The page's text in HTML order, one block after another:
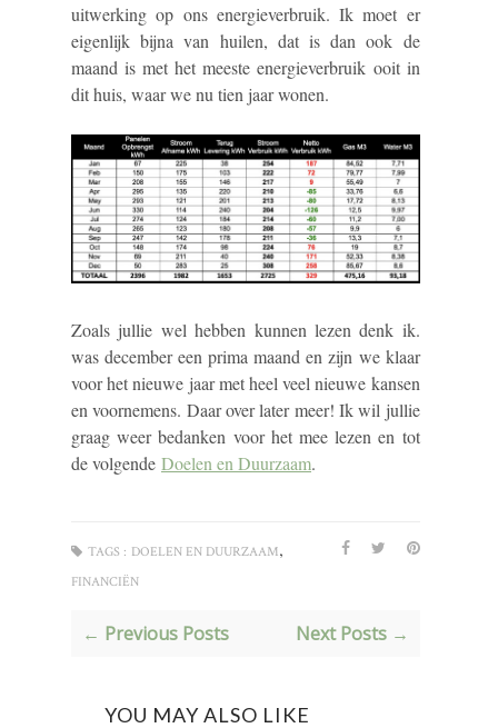
uitwerking op ons energieverbruik. Ik moet er
eigenlijk bijna van huilen, dat is dan ook de
maand is met het meeste energieverbruik ooit in
dit huis, waar we nu tien jaar wonen.
Zoals jullie wel hebben kunnen lezen denk ik.
was december een prima maand en zijn we klaar
voor het nieuwe jaar met heel veel nieuwe kansen
en voornemens. Daar over later meer! Ik wil jullie
graag weer bedanken voor het mee lezen en tot
de volgende Doelen en Duurzaam.
TAGS : DOELEN EN DUURZAAM,
FINANCIËN
← Previous Posts Next Posts →
YOU MAY ALSO LIKE